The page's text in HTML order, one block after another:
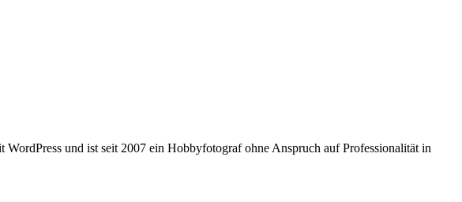
und ist seit 2007 ein Hobbyfotograf ohne Anspruch auf Professionalität in